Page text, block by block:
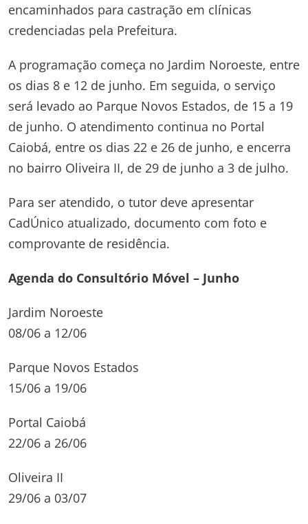
encaminhados para castração em clínicas
credenciadas pela Prefeitura.
A programação começa no Jardim Noroeste, entre
os dias 8 e 12 de junho. Em seguida, o serviço
será levado ao Parque Novos Estados, de 15 a 19
de junho. O atendimento continua no Portal
Caiobá, entre os dias 22 e 26 de junho, e encerra
no bairro Oliveira II, de 29 de junho a 3 de julho.
Para ser atendido, o tutor deve apresentar
CadÚnico atualizado, documento com foto e
comprovante de residência.
Agenda do Consultório Móvel – Junho
Jardim Noroeste
08/06 a 12/06
Parque Novos Estados
15/06 a 19/06
Portal Caiobá
22/06 a 26/06
Oliveira II
29/06 a 03/07